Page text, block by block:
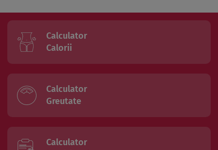
Calculator
Calorii
Calculator
Greutate
Calculator